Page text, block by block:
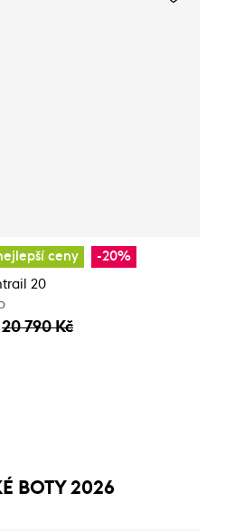
ceny -20%
20
20 790 Kč
BOTY 2026